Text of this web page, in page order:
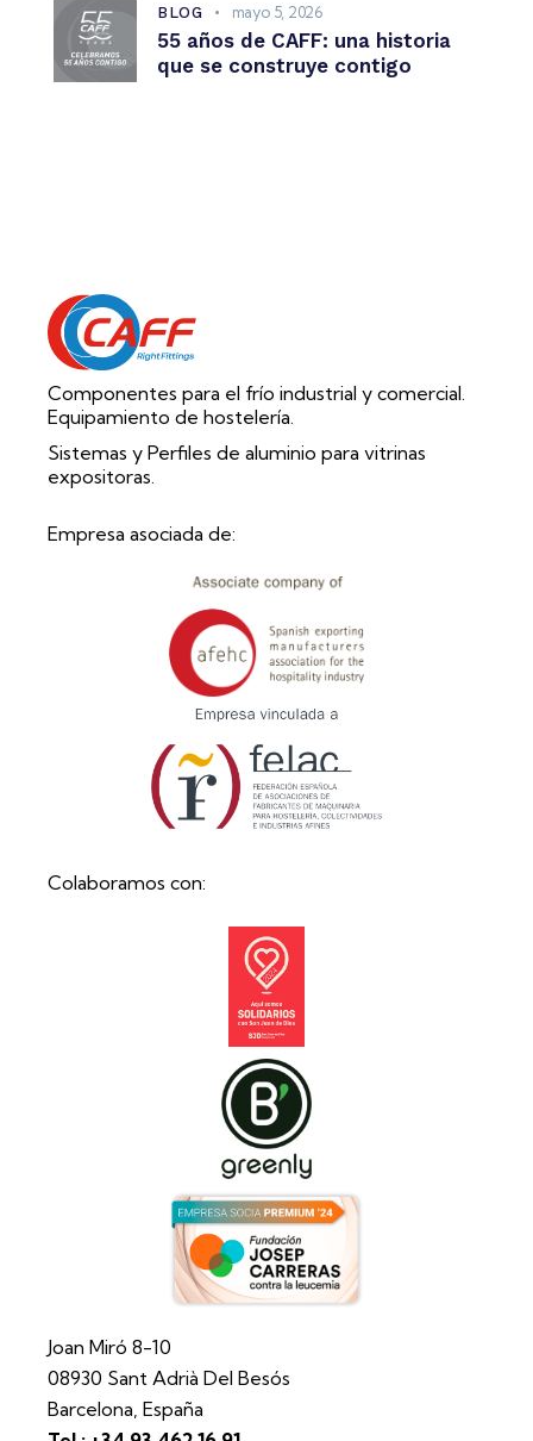
BLOG mayo 5, 2026
55 años de CAFF: una historia
que se construye contigo
Componentes para el frío industrial y comercial.
Equipamiento de hostelería.
Sistemas y Perfiles de aluminio para vitrinas
expositoras.
Empresa asociada de:
Colaboramos con:
Joan Miró 8-10
08930 Sant Adrià Del Besós
Barcelona, España